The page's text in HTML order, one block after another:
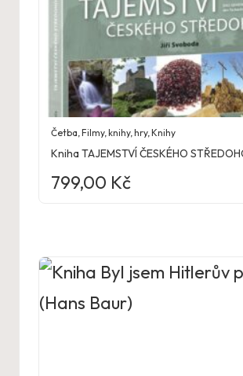
Četba,Filmy, knihy, hry,Knihy
Kniha TAJEMSTVÍ ČESKÉHO
799,00 Kč